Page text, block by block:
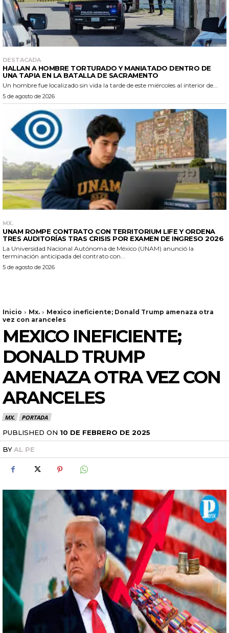
DESTACADA
HALLAN A HOMBRE TORTURADO Y MANIATADO DENTRO DE
UNA TAPIA EN LA BATALLA DE SACRAMENTO
Un hombre fue localizado sin vida la tarde de este miércoles al interior de...
5 de agosto de 2026
MX.
UNAM ROMPE CONTRATO CON TERRITORIUM LIFE Y ORDENA
TRES AUDITORÍAS TRAS CRISIS POR EXAMEN DE INGRESO 2026
La Universidad Nacional Autónoma de México (UNAM) anunció la
terminación anticipada del contrato con...
5 de agosto de 2026